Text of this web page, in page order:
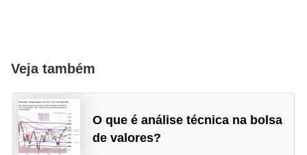
Veja também
O que é análise técnica na bolsa
de valores?
c
a
ç
ã